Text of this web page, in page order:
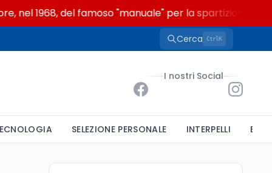
del famoso "manuale" per la spartizione delle
Cerca CtrlK
I nostri Social
SELEZIONE PERSONALE INTERPELLI